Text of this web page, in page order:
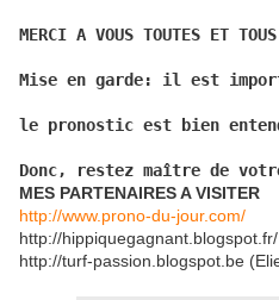
MERCI A VOUS TOUTES ET TOUS
Mise en garde: il est
le pronostic est bien
Donc, restez maître de
MES PARTENAIRES A VISITER
http://www.prono-du-jour.com/
http://hippiquegagnant.blogspot.fr/
http://turf-passion.blogspot.be